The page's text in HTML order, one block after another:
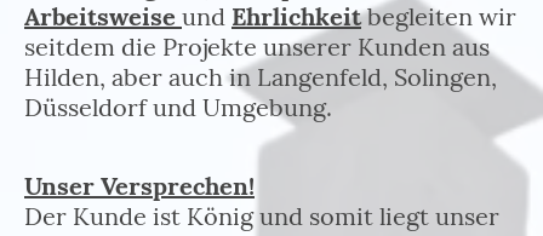
Arbeitsweise und Ehrlichkeitbegleiten wir
seitdem die Projekte unserer Kunden aus
Hilden, aber auch in Langenfeld, Solingen,
Düsseldorf und Umgebung.
Unser Versprechen!
Der Kunde ist König und somit liegt unser